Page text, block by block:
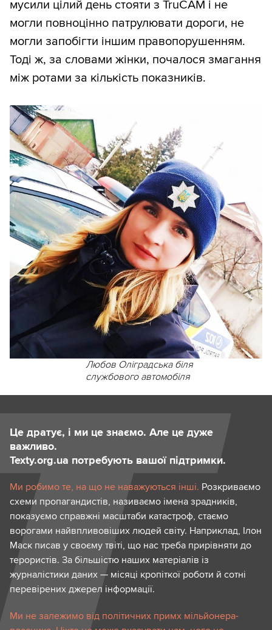
мусили цілий день стояти з TruCAM і не
могли повноцінно патрулювати дороги, не
могли запобігти іншим правопорушенням.
Тоді ж, за словами жінки, почалося змагання
між ротами за кількість показників.
Любов Оліградська біля
службового автомобіля
Це дратує, і ми це знаємо. Але це дуже
важливо.
Texty.org.ua потребують вашої підтримки.
Ми робимо те, на що не наважуються інші. Розкриваємо
схеми пропагандистів, називаємо імена зрадників,
показуємо справжні масштаби катастроф, стаємо
ворогами найвпливовіших людей світу. Наприклад, Ілон
Маск писав у своєму твіті, що нас треба прирівняти до
терористів. За більшістю наших матеріалів із
журналістики даних — місяці кропіткої роботи й сотні
перевірених джерел інформації.
Ми не залежимо від політичних примх мільйонера-